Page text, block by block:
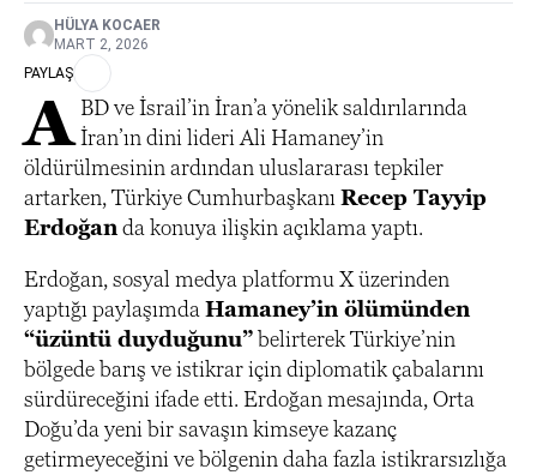
HÜLYA KOCAER
MART 2, 2026
PAYLAŞ
A BD ve İsrail’in İran’a yönelik saldırılarında
İran’ın dini lideri Ali Hamaney’in
öldürülmesinin ardından uluslararası tepkiler
artarken, Türkiye CumhurbaşkanıRecep Tayyip
Erdoğanda konuya ilişkin açıklama yaptı.
Erdoğan, sosyal medya platformu X üzerinden
yaptığı paylaşımdaHamaney’in ölümünden
“üzüntü duyduğunu”belirterek Türkiye’nin
bölgede barış ve istikrar için diplomatik çabalarını
sürdüreceğini ifade etti. Erdoğan mesajında, Orta
Doğu’da yeni bir savaşın kimseye kazanç
getirmeyeceğini ve bölgenin daha fazla istikrarsızlığa